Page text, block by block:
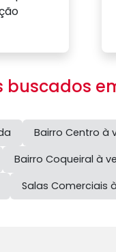
buscados
Bairro Centro à
Bairro Coqueiral à
Salas Comerciais